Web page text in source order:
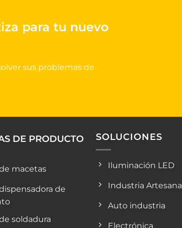
para tu nuevo
sus problemas de
DE PRODUCTO
macetas
de
soldadura
SOLUCIONES
Iluminación LED
Industria Artesanal
Auto industria
Electrónica